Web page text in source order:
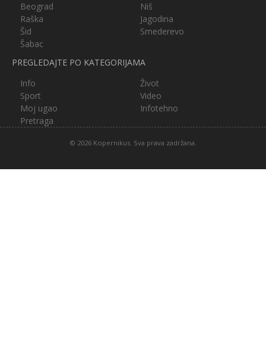
Beograd
Niš
Raška
Jagodina
Šid
Smederevo
Šabac
PREGLEDAJTE PO KATEGORIJAMA
Info
Život
Sport
Video
Moj ugao
Infotehno
Pretraga
© 2026 Kopernikus. Sva prava zadržana.